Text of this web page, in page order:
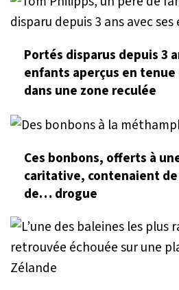
Portés disparus depuis 3
enfants aperçus en
dans une zone reculée
Ces bonbons, offerts à
caritative, contenaient
de… drogue